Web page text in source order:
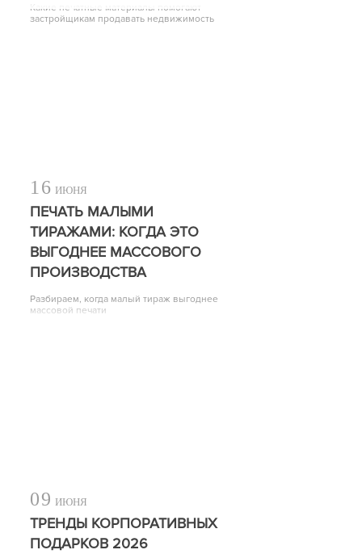
Какие печатные материалы помогают
застройщикам продавать недвижимость
16 ИЮНЯ
ПЕЧАТЬ МАЛЫМИ
ТИРАЖАМИ: КОГДА ЭТО
ВЫГОДНЕЕ МАССОВОГО
ПРОИЗВОДСТВА
Разбираем, когда малый тираж выгоднее
массовой печати
09 ИЮНЯ
ТРЕНДЫ КОРПОРАТИВНЫХ
ПОДАРКОВ 2026